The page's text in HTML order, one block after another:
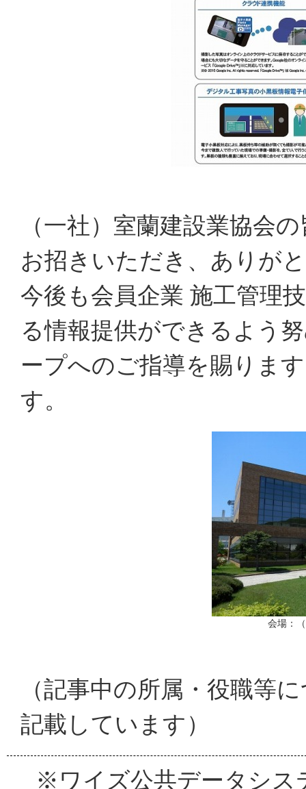
（一社）室蘭建設業協会
お招きいただき、ありが
今後も会員企業 施工管理
る情報提供ができるよう
ープへのご指導を賜りま
す。
会場：
（記事中の所属・役職等
記載しています）
※ワイズ公共データシス